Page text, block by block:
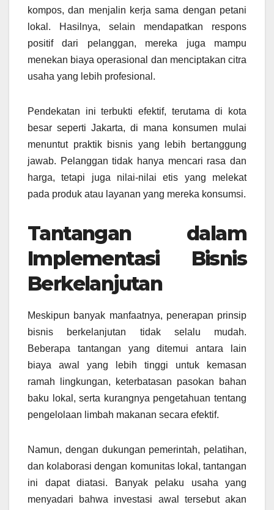
kompos, dan menjalin kerja sama dengan petani
lokal. Hasilnya, selain mendapatkan respons
positif dari pelanggan, mereka juga mampu
menekan biaya operasional dan menciptakan citra
usaha yang lebih profesional.
Pendekatan ini terbukti efektif, terutama di kota
besar seperti Jakarta, di mana konsumen mulai
menuntut praktik bisnis yang lebih bertanggung
jawab. Pelanggan tidak hanya mencari rasa dan
harga, tetapi juga nilai-nilai etis yang melekat
pada produk atau layanan yang mereka konsumsi.
Tantangan dalam
Implementasi Bisnis
Berkelanjutan
Meskipun banyak manfaatnya, penerapan prinsip
bisnis berkelanjutan tidak selalu mudah.
Beberapa tantangan yang ditemui antara lain
biaya awal yang lebih tinggi untuk kemasan
ramah lingkungan, keterbatasan pasokan bahan
baku lokal, serta kurangnya pengetahuan tentang
pengelolaan limbah makanan secara efektif.
Namun, dengan dukungan pemerintah, pelatihan,
dan kolaborasi dengan komunitas lokal, tantangan
ini dapat diatasi. Banyak pelaku usaha yang
menyadari bahwa investasi awal tersebut akan